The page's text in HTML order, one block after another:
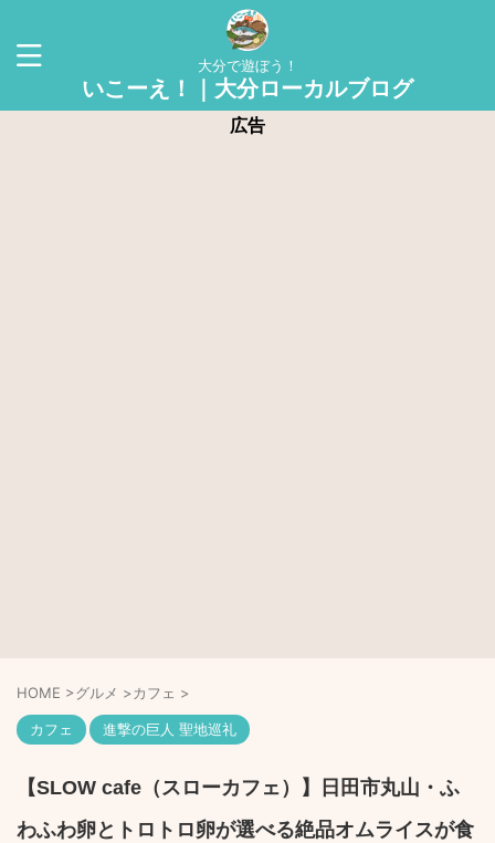
大分で遊ぼう！
いこーえ！｜大分ローカルブログ
広告
HOME >グルメ >カフェ >
カフェ 進撃の巨人 聖地巡礼
【SLOW cafe（スローカフェ）】日田市丸山・ふ
わふわ卵とトロトロ卵が選べる絶品オムライスが食